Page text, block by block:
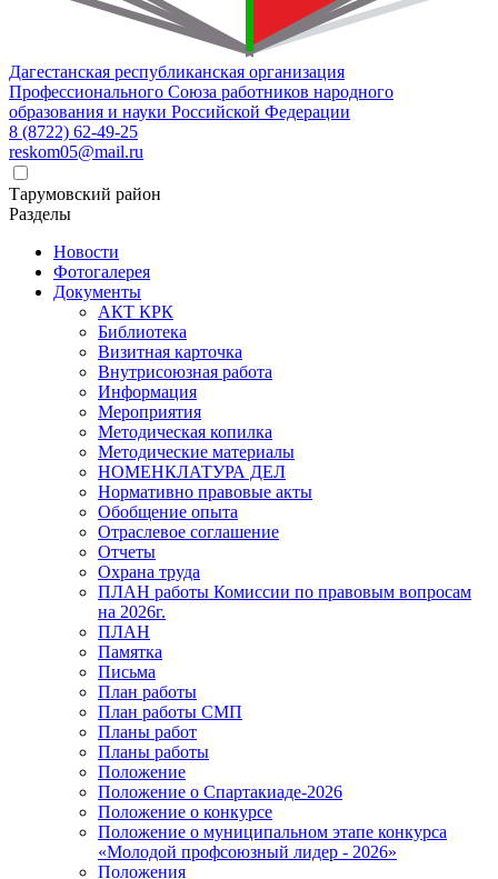
Дагестанская республиканская организация
Профессионального Союза работников народного
образования и науки Российской Федерации
8 (8722) 62-49-25
reskom05@mail.ru
Тарумовский район
Разделы
Новости
Фотогалерея
Документы
АКТ КРК
Библиотека
Визитная карточка
Внутрисоюзная работа
Информация
Мероприятия
Методическая копилка
Методические материалы
НОМЕНКЛАТУРА ДЕЛ
Нормативно правовые акты
Обобщение опыта
Отраслевое соглашение
Отчеты
Охрана труда
ПЛАН работы Комиссии по правовым вопросам
на 2026г.
ПЛАН
Памятка
Письма
План работы
План работы СМП
Планы работ
Планы работы
Положение
Положение о Спартакиаде-2026
Положение о конкурсе
Положение о муниципальном этапе конкурса
«Молодой профсоюзный лидер - 2026»
Положения